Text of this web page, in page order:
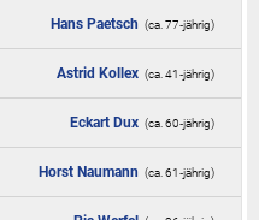
Hans Paetsch (ca. 77‑jährig)
Astrid Kollex (ca. 41‑jährig)
Eckart Dux (ca. 60‑jährig)
Horst Naumann (ca. 61‑jährig)